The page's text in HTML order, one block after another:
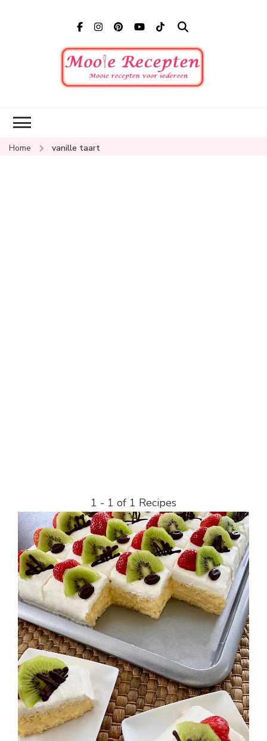
Home vanille taart
1 - 1 of 1 Recipes